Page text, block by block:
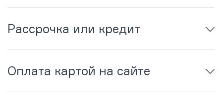
Рассрочка или кредит
Оплата картой на сайте